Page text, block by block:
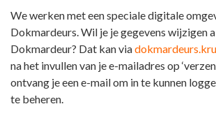
We werken met een speciale digitale
Dokmardeurs. Wil je je gegevens wijzigen
Dokmardeur? Dat kan via
na het invullen van je e-mailadres op
ontvang je een e-mail om in te kunnen
te beheren.